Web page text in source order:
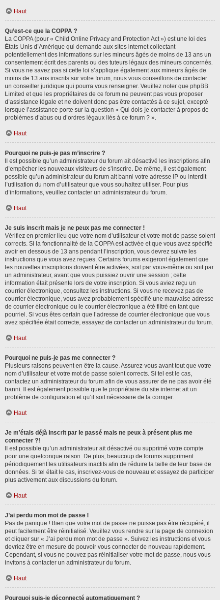
Haut
Qu’est-ce que la COPPA ?
La COPPA (pour « Child Online Privacy and Protection Act ») est une loi des
États-Unis d’Amérique qui demande aux sites internet collectant
potentiellement des informations sur les mineurs âgés de moins de 13 ans un
consentement écrit des parents ou des tuteurs légaux des mineurs concernés.
Si vous ne savez pas si cette loi s’applique également aux mineurs âgés de
moins de 13 ans inscrits sur votre forum, nous vous conseillons de contacter
un conseiller juridique qui pourra vous renseigner. Veuillez noter que phpBB
Limited et que les propriétaires de ce forum ne peuvent pas vous proposer
d’assistance légale et ne doivent donc pas être contactés à ce sujet, excepté
lorsque l’assistance porte sur la question « Qui dois-je contacter à propos de
problèmes d’abus ou d’ordres légaux liés à ce forum ? ».
Haut
Pourquoi ne puis-je pas m’inscrire ?
Il est possible qu’un administrateur du forum ait désactivé les inscriptions afin
d’empêcher les nouveaux visiteurs de s’inscrire. De même, il est également
possible qu’un administrateur du forum ait banni votre adresse IP ou interdit
l’utilisation du nom d’utilisateur que vous souhaitez utiliser. Pour plus
d’informations, veuillez contacter un administrateur du forum.
Haut
Je suis inscrit mais je ne peux pas me connecter !
Vérifiez en premier lieu que votre nom d’utilisateur et votre mot de passe soient
corrects. Si la fonctionnalité de la COPPA est activée et que vous avez spécifié
avoir en dessous de 13 ans pendant l’inscription, vous devrez suivre les
instructions que vous avez reçues. Certains forums exigeront également que
les nouvelles inscriptions doivent être activées, soit par vous-même ou soit par
un administrateur, avant que vous puissiez ouvrir une session ; cette
information était présente lors de votre inscription. Si vous aviez reçu un
courrier électronique, consultez les instructions. Si vous ne recevez pas de
courrier électronique, vous avez probablement spécifié une mauvaise adresse
de courrier électronique ou le courrier électronique a été filtré en tant que
pourriel. Si vous êtes certain que l’adresse de courrier électronique que vous
avez spécifiée était correcte, essayez de contacter un administrateur du forum.
Haut
Pourquoi ne puis-je pas me connecter ?
Plusieurs raisons peuvent en être la cause. Assurez-vous avant tout que votre
nom d’utilisateur et votre mot de passe soient corrects. Si tel est le cas,
contactez un administrateur du forum afin de vous assurer de ne pas avoir été
banni. Il est également possible que le propriétaire du site internet ait un
problème de configuration et qu’il soit nécessaire de la corriger.
Haut
Je m’étais déjà inscrit par le passé mais ne peux à présent plus me
connecter ?!
Il est possible qu’un administrateur ait désactivé ou supprimé votre compte
pour une quelconque raison. De plus, beaucoup de forums suppriment
périodiquement les utilisateurs inactifs afin de réduire la taille de leur base de
données. Si tel était le cas, inscrivez-vous de nouveau et essayez de participer
plus activement aux discussions du forum.
Haut
J’ai perdu mon mot de passe !
Pas de panique ! Bien que votre mot de passe ne puisse pas être récupéré, il
peut facilement être réinitialisé. Veuillez vous rendre sur la page de connexion
et cliquer sur « J’ai perdu mon mot de passe ». Suivez les instructions et vous
devriez être en mesure de pouvoir vous connecter de nouveau rapidement.
Cependant, si vous ne pouvez pas réinitialiser votre mot de passe, nous vous
invitons à contacter un administrateur du forum.
Haut
Pourquoi suis-je déconnecté automatiquement ?